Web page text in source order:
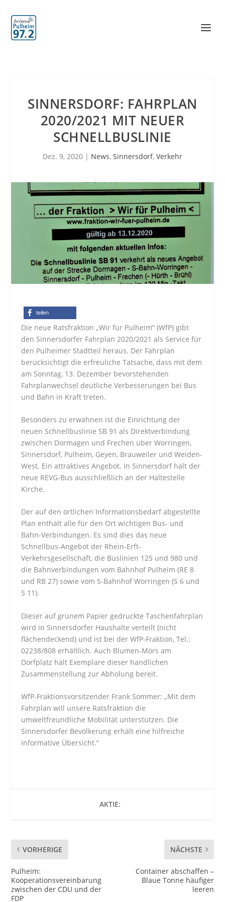
SINNERSDORF: FAHRPLAN
2020/2021 MIT NEUER
SCHNELLBUSLINIE
Dez. 9, 2020 | News, Sinnersdorf, Verkehr
teilen
Die neue Ratsfraktion „Wir für Pulheim“ (WfP) gibt
den Sinnersdorfer Fahrplan 2020/2021 als Service für
den Pulheimer Stadtteil heraus. Der Fahrplan
berücksichtigt die erfreuliche Tatsache, dass mit dem
am Sonntag, 13. Dezember bevorstehenden
Fahrplanwechsel deutliche Verbesserungen bei Bus
und Bahn in Kraft treten.
Besonders zu erwähnen ist die Einrichtung der
neuen Schnellbuslinie SB 91 als Direktverbindung
zwischen Dormagen und Frechen über Worringen,
Sinnersdorf, Pulheim, Geyen, Brauweiler und Weiden-
West. Ein attraktives Angebot. In Sinnersdorf hält der
neue REVG-Bus ausschließlich an der Haltestelle
Kirche.
Der auf den örtlichen Informationsbedarf abgestellte
Plan enthält alle für den Ort wichtigen Bus- und
Bahn-Verbindungen. Es sind dies das neue
Schnellbus-Angebot der Rhein-Erft-
Verkehrsgesellschaft, die Buslinien 125 und 980 und
die Bahnverbindungen vom Bahnhof Pulheim (RE 8
und RB 27) sowie vom S-Bahnhof Worringen (S 6 und
S 11).
Dieser auf grünem Papier gedruckte Taschenfahrplan
wird in Sinnersdorfer Haushalte verteilt (nicht
flächendeckend) und ist bei der WfP-Fraktion, Tel.:
02238/808 erhältlich. Auch Blumen-Mörs am
Dorfplatz hält Exemplare dieser handlichen
Zusammenstellung zur Abholung bereit.
WfP-Fraktionsvorsitzender Frank Sommer: „Mit dem
Fahrplan will unsere Ratsfraktion die
umweltfreundliche Mobilität unterstützen. Die
Sinnersdorfer Bevölkerung erhält eine hilfreiche
informative Übersicht.“
AKTIE:
VORHERIGE
Pulheim:
Kooperationsvereinbarung
zwischen der CDU und der
FDP
NÄCHSTE
Container abschaffen –
Blaue Tonne häufiger
leeren